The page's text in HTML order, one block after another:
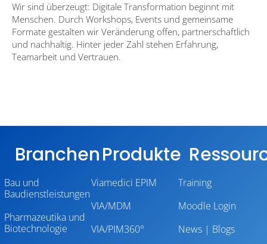
Wir sind überzeugt: Digitale Transformation beginnt mit
Menschen. Durch Workshops, Events und gemeinsame
Formate gestalten wir Veränderung offen, partnerschaftlich
und nachhaltig. Hinter jeder Zahl stehen Erfahrung,
Teamarbeit und Vertrauen.
Branchen
Bau und
Baudienstleistungen
Pharmazeutika und
Biotechnologie
Produkte
Viamedici EPIM
VIA/MDM
VIA/PIM360°
Training
Moodle Login
News | Blogs